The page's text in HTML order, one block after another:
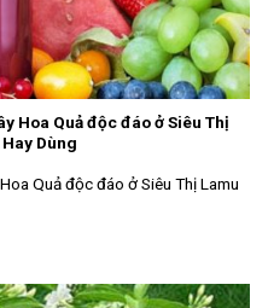
Hoa Quả độc đáo ở Siêu Thị
Dùng
Quả độc đáo ở Siêu Thị Lamu